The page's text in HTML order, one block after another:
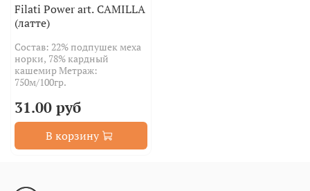
Filati Power art. CAMILLA
(латте)
Состав: 22% подпушек меха
норки, 78% кардный
кашемир Метраж:
750м/100гр.
31.00 руб
В корзину